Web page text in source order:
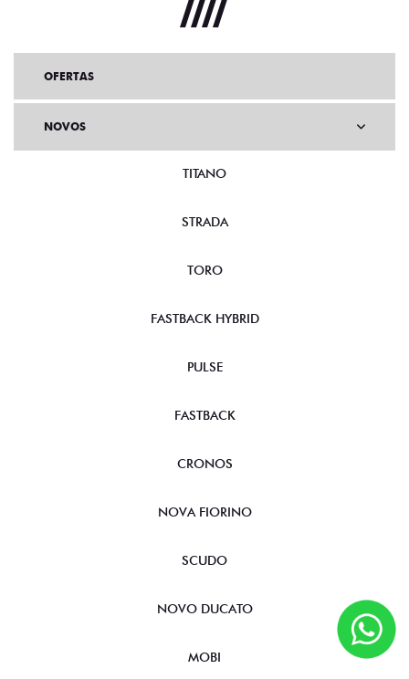
OFERTAS
NOVOS
TITANO
STRADA
TORO
FASTBACK HYBRID
PULSE
FASTBACK
CRONOS
NOVA FIORINO
SCUDO
NOVO DUCATO
MOBI